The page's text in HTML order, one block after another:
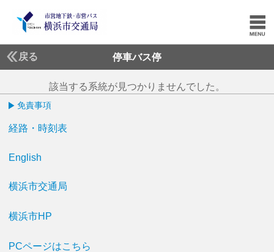
戻る 停車バス停
該当する系統が見つかりませんでした。
免責事項
経路・時刻表
English
横浜市交通局
横浜市HP
PCページはこちら